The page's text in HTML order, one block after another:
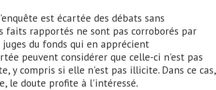
est écartée des débats sans
faits rapportés ne sont pas corroborés par
du fonds qui en apprécient
peuvent considérer que celle-ci n'est pas
y compris si elle n'est pas illicite. Dans ce cas,
le doute profite à l'intéressé.